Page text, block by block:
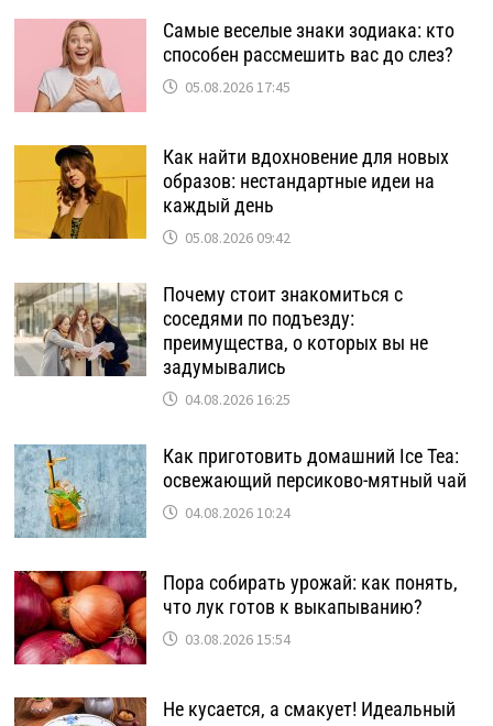
Самые веселые знаки зодиака: кто
способен рассмешить вас до слез?
05.08.2026 17:45
Как найти вдохновение для новых
образов: нестандартные идеи на
каждый день
05.08.2026 09:42
Почему стоит знакомиться с
соседями по подъезду:
преимущества, о которых вы не
задумывались
04.08.2026 16:25
Как приготовить домашний Ice Tea:
освежающий персиково-мятный чай
04.08.2026 10:24
Пора собирать урожай: как понять,
что лук готов к выкапыванию?
03.08.2026 15:54
Не кусается, а смакует! Идеальный